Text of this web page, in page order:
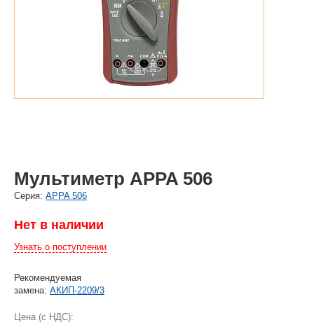
Мультиметр APPA 506
Cерия: APPA 506
Нет в наличии
Узнать о поступлении
Рекомендуемая
замена: АКИП-2209/3
Цена (с НДС):